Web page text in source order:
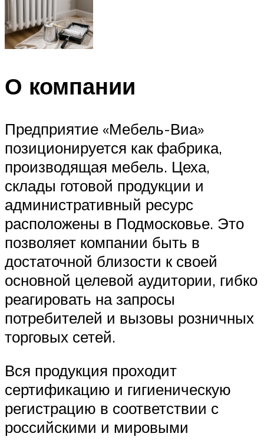
О компании
Предприятие «Мебель-Виа»
позиционируется как фабрика,
производящая мебель. Цеха,
склады готовой продукции и
административный ресурс
расположены в Подмосковье. Это
позволяет компании быть в
достаточной близости к своей
основной целевой аудитории, гибко
реагировать на запросы
потребителей и вызовы розничных
торговых сетей.
Вся продукция проходит
сертификацию и гигиеническую
регистрацию в соответствии с
российскими и мировыми